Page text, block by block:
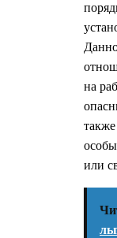
на
или